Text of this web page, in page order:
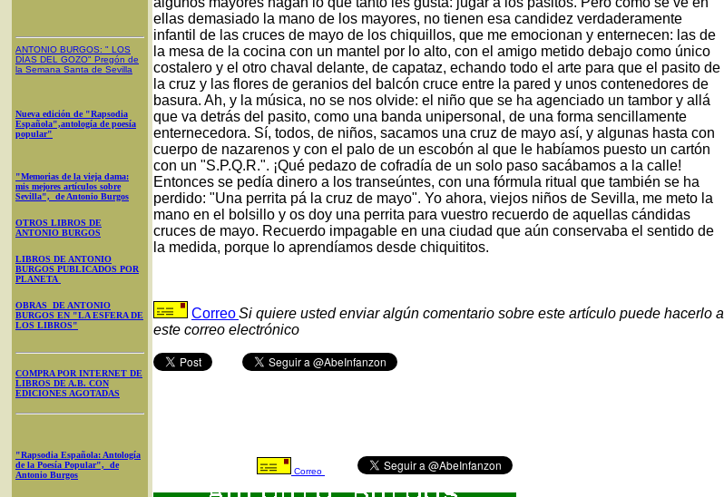
ANTONIO BURGOS: " LOS
DÍAS DEL GOZO" Pregón de
la Semana Santa de Sevilla
Nueva edición de "Rapsodia
Española",antología de poesía
popular"
"Memorias de la vieja dama:
mis mejores artículos sobre
Sevilla", de Antonio Burgos
OTROS LIBROS DE
ANTONIO BURGOS
LIBROS DE ANTONIO
BURGOS PUBLICADOS POR
PLANETA
OBRAS DE ANTONIO
BURGOS EN "LA ESFERA DE
LOS LIBROS"
COMPRA POR INTERNET DE
LIBROS DE A.B. CON
EDICIONES AGOTADAS
"Rapsodia Española: Antología
de la Poesía Popular", de
Antonio Burgos
ellas demasiado la mano de los mayores, no tienen esa candidez verdaderamente
infantil de las cruces de mayo de los chiquillos, que me emocionan y enternecen: las de
la mesa de la cocina con un mantel por lo alto, con el amigo metido debajo como único
costalero y el otro chaval delante, de capataz, echando todo el arte para que el pasito de
la cruz y las flores de geranios del balcón cruce entre la pared y unos contenedores de
basura. Ah, y la música, no se nos olvide: el niño que se ha agenciado un tambor y allá
que va detrás del pasito, como una banda unipersonal, de una forma sencillamente
enternecedora. Sí, todos, de niños, sacamos una cruz de mayo así, y algunas hasta con
cuerpo de nazarenos y con el palo de un escobón al que le habíamos puesto un cartón
con un "S.P.Q.R.". ¡Qué pedazo de cofradía de un solo paso sacábamos a la calle!
Entonces se pedía dinero a los transeúntes, con una fórmula ritual que también se ha
perdido: "Una perrita pá la cruz de mayo". Yo ahora, viejos niños de Sevilla, me meto la
mano en el bolsillo y os doy una perrita para vuestro recuerdo de aquellas cándidas
cruces de mayo. Recuerdo impagable en una ciudad que aún conservaba el sentido de
la medida, porque lo aprendíamos desde chiquititos.
CorreoSi quiere usted enviar algún comentario sobre este artículo puede hacerlo a
este correo electrónico
Correo